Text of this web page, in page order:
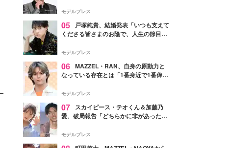
モデルプレス
05
戸塚純貴、結婚発表「いつも支えて
くださる皆さまのお陰で、人生の節目を
す」【全文】
モデルプレス
06 MAZZEL・RAN、自身の原動力と
なっている存在とは「1番身近で1番偉大
モデルプレス
07
スカイピース・テオくん＆加藤乃
愛、破局報告「どちらかに非があったわ
モデルプレス